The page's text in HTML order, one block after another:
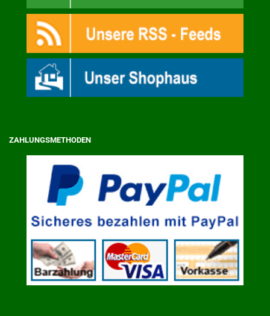
ZAHLUNGSMETHODEN